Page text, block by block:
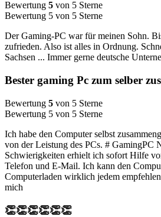
Bewertung 5 von 5 Sterne
Bewertung 5 von 5 Sterne
Der Gaming-PC war für meinen Sohn.
zufrieden. Also ist alles in Ordnung.
Sachsen ... Immer gerne deutsche
Bester gaming Pc zum selber
Bewertung 5 von 5 Sterne
Bewertung 5 von 5 Sterne
Ich habe den Computer selbst
von der Leistung des PCs. # GamingPC
Schwierigkeiten erhielt ich sofort Hilfe
Telefon und E-Mail. Ich kann den
Computerladen wirklich jedem
mich
👏👏👏👏👏👏